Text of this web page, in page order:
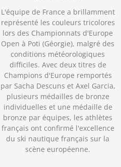
L'équipe de France a brillamment
représenté les couleurs tricolores
lors des Championnats d'Europe
Open à Poti (Géorgie), malgré des
conditions météorologiques
difficiles. Avec deux titres de
Champions d'Europe remportés
par Sacha Descuns et Axel Garcia,
plusieurs médailles de bronze
individuelles et une médaille de
bronze par équipes, les athlètes
français ont confirmé l'excellence
du ski nautique français sur la
scène européenne.